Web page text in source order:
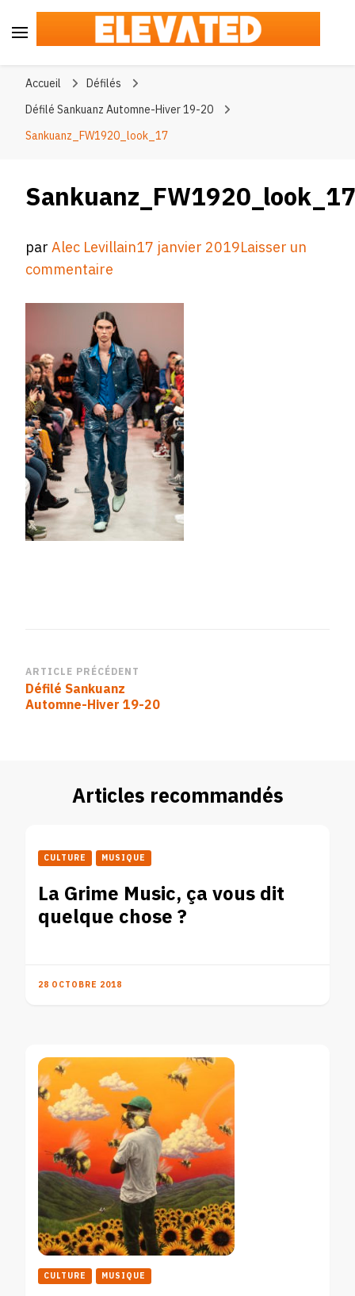
Accueil
Défilés
Défilé Sankuanz Automne-Hiver 19-20
Sankuanz_FW1920_look_17
Sankuanz_FW1920_look_17
parAlec Levillain17 janvier 2019Laisser un
commentaire
Navigation
d’article
ARTICLE PRÉCÉDENT
Défilé Sankuanz
Automne-Hiver 19-20
Articles recommandés
CULTURE MUSIQUE
La Grime Music, ça vous dit
quelque chose ?
28 OCTOBRE 2018
CULTURE MUSIQUE